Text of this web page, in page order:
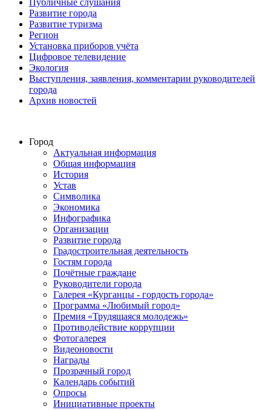
Публичные слушания
Развитие города
Развитие туризма
Регион
Установка приборов учёта
Цифровое телевидение
Экология
Выступления, заявления, комментарии руководителей
города
Архив новостей
Город
Актуальная информация
Общая информация
История
Устав
Символика
Экономика
Инфографика
Организации
Развитие города
Градостроительная деятельность
Гостям города
Почётные граждане
Руководители города
Галерея «Курганцы - гордость города»
Программа «Любимый город»
Премия «Трудящаяся молодежь»
Противодействие коррупции
Фотогалерея
Видеоновости
Награды
Прозрачный город
Календарь событий
Опросы
Инициативные проекты